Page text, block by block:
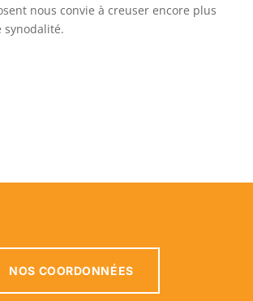
nous convie à creuser encore plus
synodalité.
NOS COORDONNÉES